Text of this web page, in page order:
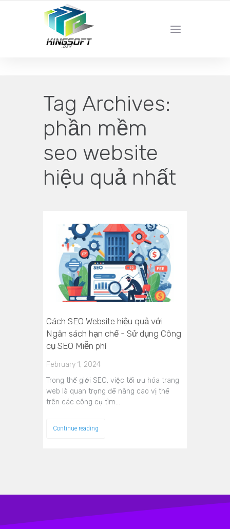
YOUR LOCAL DIGITAL MARKETING AGENCY
Tag Archives:
phần mềm
seo website
hiệu quả nhất
Cách SEO Website hiệu quả với
Ngân sách hạn chế - Sử dụng Công
cụ SEO Miễn phí
February 1, 2024
Trong thế giới SEO, việc tối ưu hóa trang
web là quan trọng để nâng cao vị thế
trên các công cụ tìm…
Continue reading